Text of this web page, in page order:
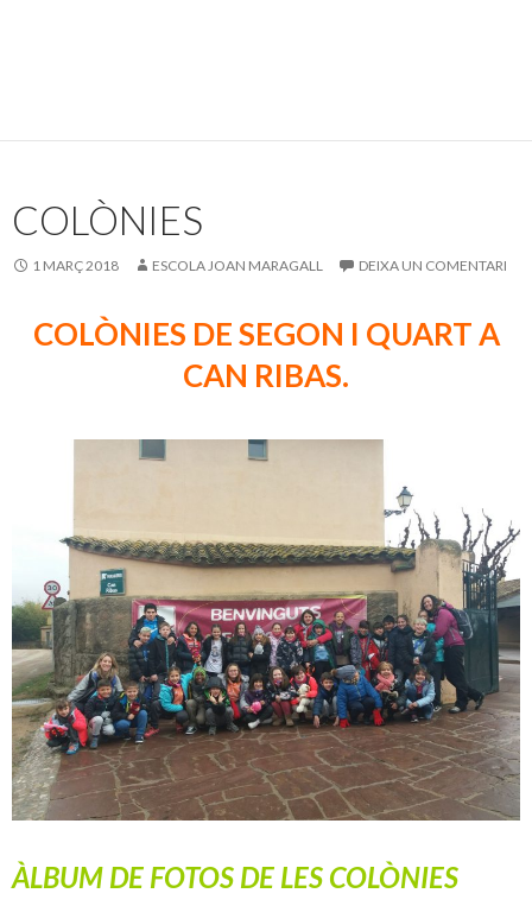
COLÒNIES
1 MARÇ 2018 ESCOLA JOAN MARAGALL DEIXA UN COMENTARI
COLÒNIES DE SEGON I QUART A
CAN RIBAS.
ÀLBUM DE FOTOS DE LES COLÒNIES